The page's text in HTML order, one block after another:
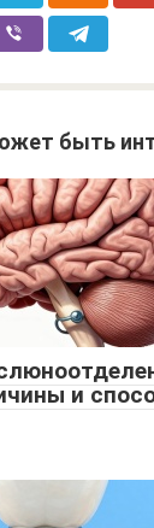
быть
и